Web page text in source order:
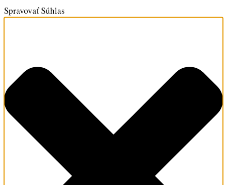
Spravovať Súhlas